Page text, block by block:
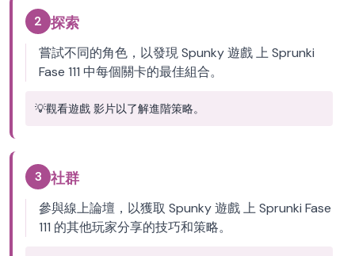
2 探索
嘗試不同的角色，以發現 Spunky 遊戲 上 Sprunki
Fase 111 中每個關卡的最佳組合。
💡觀看遊戲 影片以了解進階策略。
3 社群
參與線上論壇，以獲取 Spunky 遊戲 上 Sprunki Fase
111 的其他玩家分享的技巧和策略。